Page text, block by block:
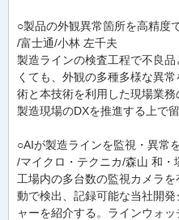
○製品の外観異常箇所を高精度
/富士通/小林 左千夫
製造ラインの検査工程で不良
くても、外観の多種多様な異
術と本技術を利用した現場業務
製造現場のDXを推進する上で
○AIが製造ラインを監視・異常
/マイクロ・テクニカ/森山 和・
工場内の多台数の監視カメラ
動で検出、記録可能な当社開
ャーを紹介する。ラインウォ